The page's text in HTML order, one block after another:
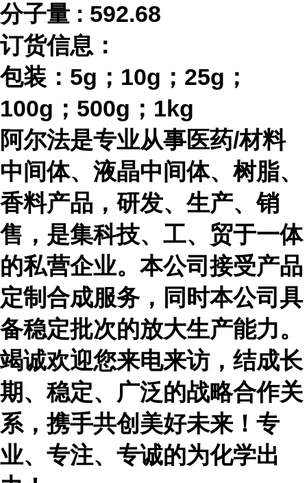
分子量 : 592.68
订货信息：
包装： 5g；10g；25g；
100g；500g；1kg
阿尔法是专业从事医药/材料
中间体、液晶中间体、树脂、
香料产品，研发、生产、销
售，是集科技、工、贸于一体
的私营企业。本公司接受产品
定制合成服务，同时本公司具
备稳定批次的放大生产能力。
竭诚欢迎您来电来访，结成长
期、稳定、广泛的战略合作关
系，携手共创美好未来！专
业、专注、专诚的为化学出